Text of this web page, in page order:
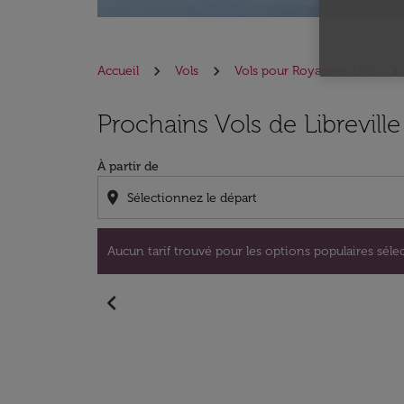
Accueil Vols Vols pour Royaume-Uni
Prochains Vols de
À partir de
location_on
Aucun tarif trouvé pour les options populaires
Aucun tarif trouvé pour les options
chevron_left